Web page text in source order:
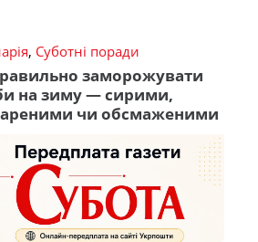
, Суботні поради
заморожувати
на зиму — сирими,
чи обсмаженими